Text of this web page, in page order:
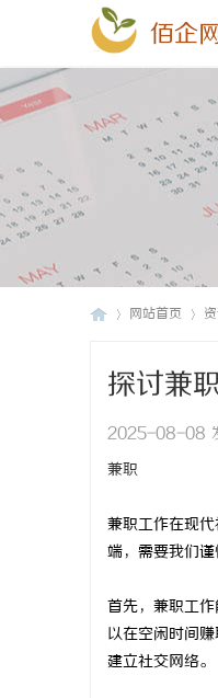
佰企
网站首页
探讨兼
2025-08-08
兼职
兼职工作在现
端，需要我们谨
首先，兼职工
以在空闲时间
建立社交网络。